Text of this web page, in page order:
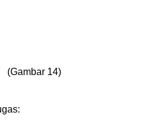
(Gambar 14)